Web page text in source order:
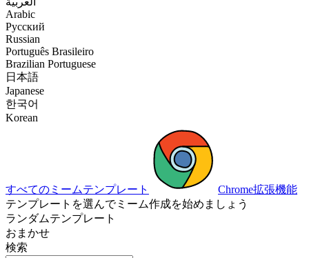
Arabic
Русский
Russian
Português Brasileiro
Brazilian Portuguese
日本語
Japanese
한국어
Korean
すべてのミームテンプレート
Chrome拡張機能
テンプレートを選んでミーム作成を始めましょう
ランダムテンプレート
おまかせ
検索